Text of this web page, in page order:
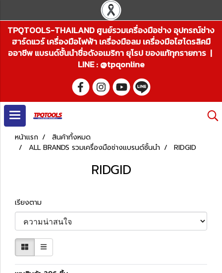
TPQTOOLS-THAILAND ศูนย์รวมเครื่องมือช่าง อุปกรณ์ช่าง
ฮาร์ดแวร์ เครื่องมือไฟฟ้า เครื่องมือลม เครื่องมือไฮโดรลิคมื
ออาชีพ แบรนด์ชั้นนำชื่อดังอเมริกา ยุโรป ของแท้ทุกรายการ |
LINE : @tpqonline
หน้าแรก
สินค้าทั้งหมด
ALL BRANDS รวมเครื่องมือช่างแบรนด์ชั้นนำ
RIDGID
RIDGID
เรียงตาม